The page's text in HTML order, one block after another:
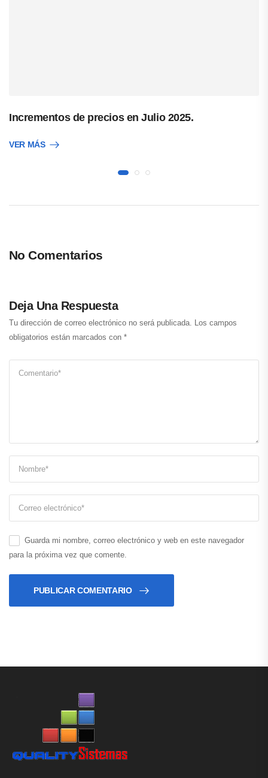
Incrementos de precios en Julio 2025.
VER MÁS
No Comentarios
Deja Una Respuesta
Tu dirección de correo electrónico no será publicada. Los campos
obligatorios están marcados con *
Guarda mi nombre, correo electrónico y web en este navegador
para la próxima vez que comente.
PUBLICAR COMENTARIO